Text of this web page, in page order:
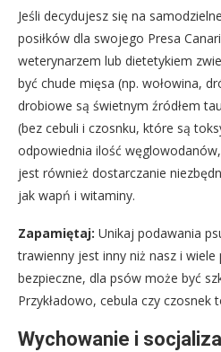
Jeśli decydujesz się na
posiłków dla swojego Presa
weterynarzem lub dietetykiem
być chude mięsa (np. wołowina,
drobiowe są świetnym źródłem
(bez cebuli i czosnku, które są
odpowiednia ilość
jest również dostarczanie
jak wapń i witaminy.
Zapamiętaj: Unikaj podawania
trawienny jest inny niż nasz i
bezpieczne, dla psów może być
Przykładowo, cebula czy czosnek
Wychowanie i